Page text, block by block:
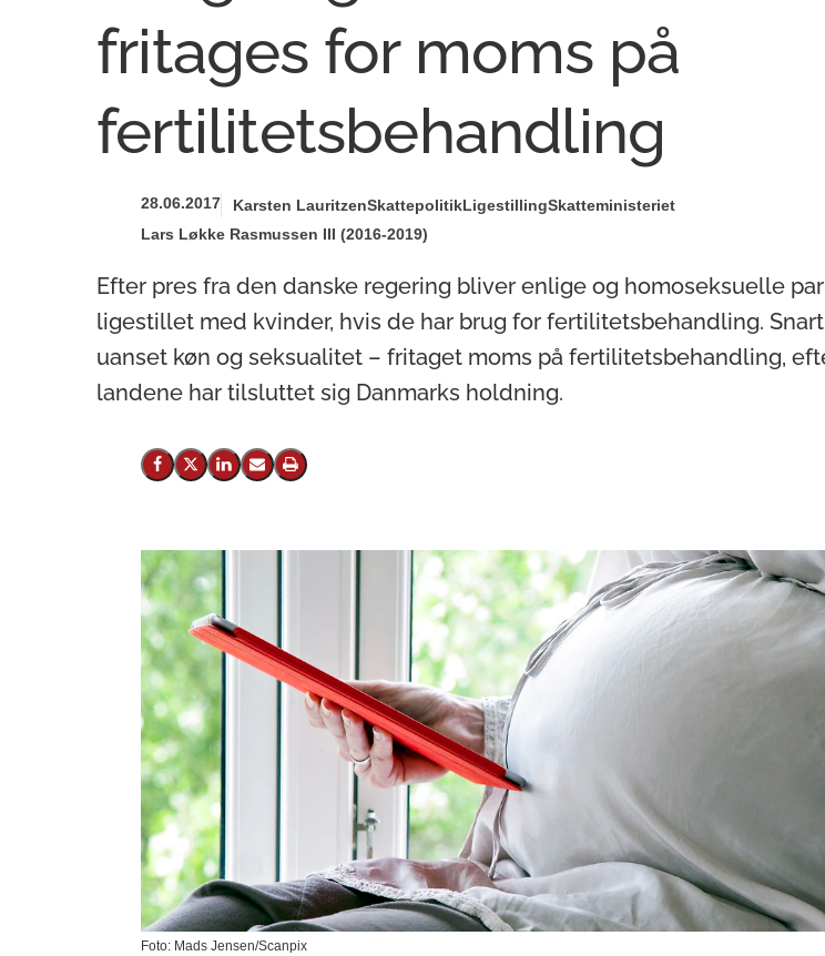
fritages for moms på
fertilitetsbehandling
28.06.2017 Karsten LauritzenSkattepolitikLigestillingSkatteministeriet
Lars Løkke Rasmussen III (2016-2019)
Efter pres fra den danske regering bliver enlige og homoseksuelle
ligestillet med kvinder, hvis de har brug for fertilitetsbehandling.
uanset køn og seksualitet – fritaget moms på fertilitetsbehandling,
landene har tilsluttet sig Danmarks holdning.
Del på Facebook
Del på X (Twitter)
Del på LinkedIn
Send email
Print
Foto: Mads Jensen/Scanpix